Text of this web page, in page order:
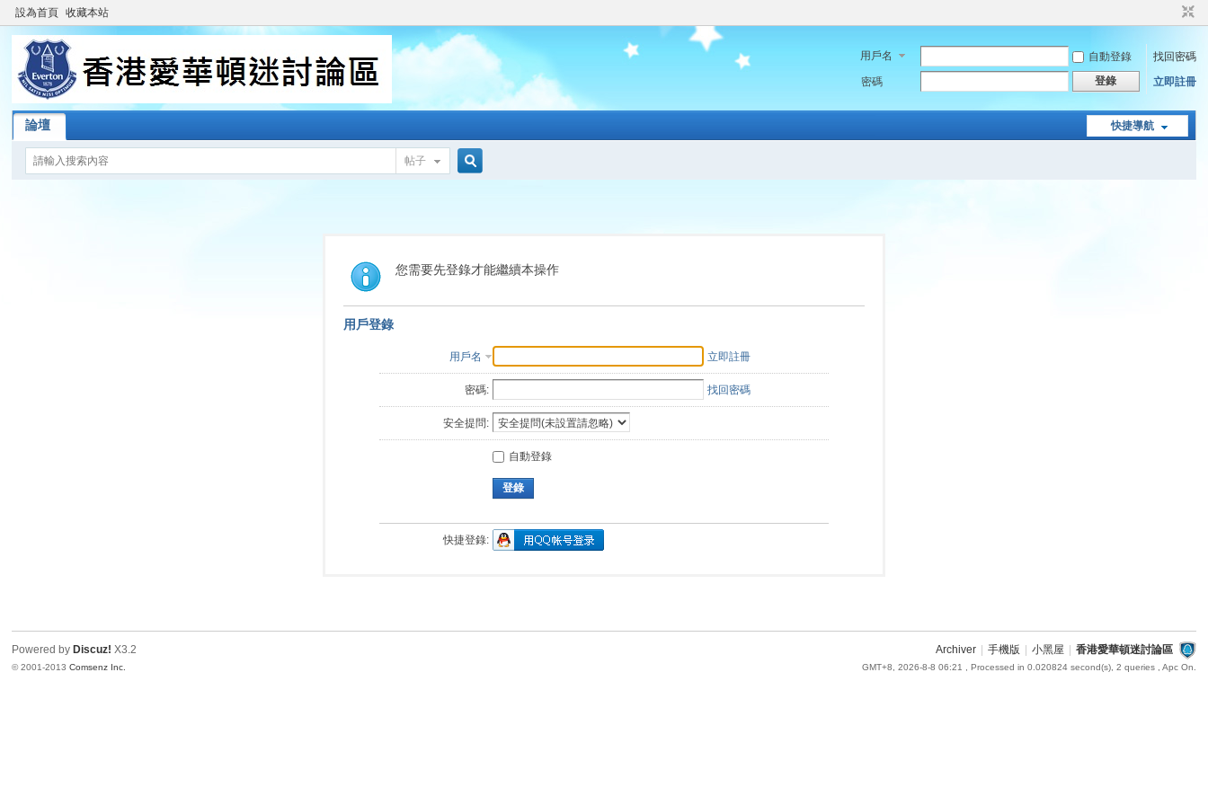
設為首頁 收藏本站
用戶名 自動登錄
找回密碼
密碼
登錄 立即註冊
快捷導航
論壇
帖子
索
您需要先登錄才能繼續本操作
用戶登錄
用戶名 立即註冊
密碼: 找回密碼
安全提問:
自動登錄
登錄
快捷登錄:
Archiver 手機版 小黑屋 香港愛華頓迷討論區
GMT+8, 2026-8-8 06:21 , Processed in 0.020824 second(s), 2 queries , Apc On.
Powered by Discuz! X3.2
© 2001-2013Comsenz Inc.